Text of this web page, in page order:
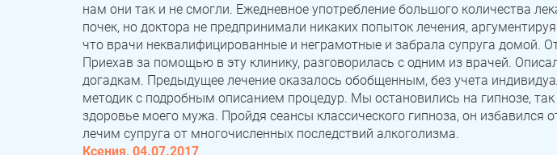
нам они так и не смогли. Ежедневное употребление большого количества
почек, но доктора не предпринимали никаких попыток лечения,
что врачи неквалифицированные и неграмотные и забрала супруга домой.
Приехав за помощью в эту клинику, разговорилась с одним из врачей.
догадкам. Предыдущее лечение оказалось обобщенным, без учета
методик с подробным описанием процедур. Мы остановились на гипнозе,
здоровье моего мужа. Пройдя сеансы классического гипноза, он
лечим супруга от многочисленных последствий алкоголизма.
Ксения, 04.07.2017